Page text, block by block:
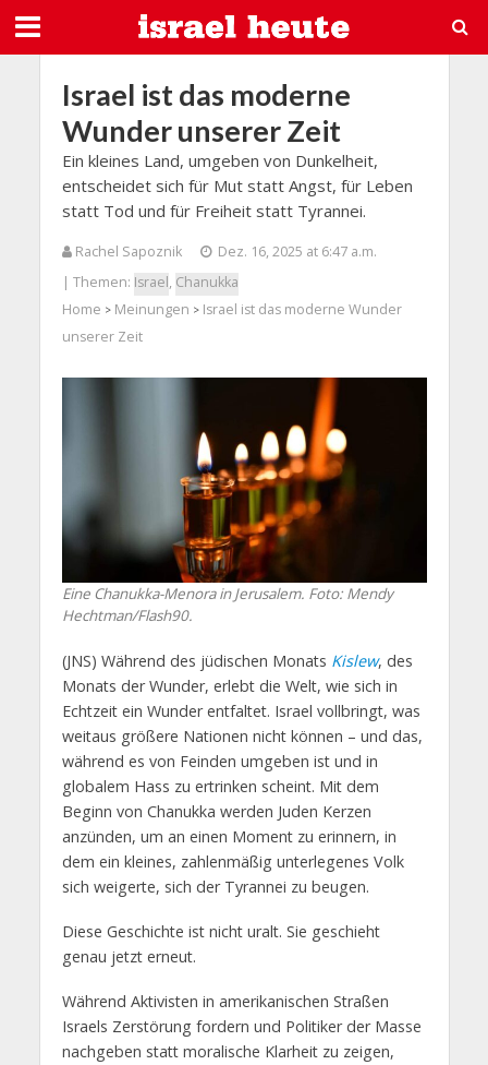
Israel ist das moderne
Wunder unserer Zeit
Ein kleines Land, umgeben von Dunkelheit,
entscheidet sich für Mut statt Angst, für Leben
statt Tod und für Freiheit statt Tyrannei.
Rachel Sapoznik
Dez. 16, 2025 at 6:47 a.m.
| Themen: Israel, Chanukka
Home > Meinungen > Israel ist das moderne Wunder
unserer Zeit
Eine Chanukka-Menora in Jerusalem. Foto: Mendy
Hechtman/Flash90.
(JNS) Während des jüdischen Monats Kislew, des
Monats der Wunder, erlebt die Welt, wie sich in
Echtzeit ein Wunder entfaltet. Israel vollbringt, was
weitaus größere Nationen nicht können – und das,
während es von Feinden umgeben ist und in
globalem Hass zu ertrinken scheint. Mit dem
Beginn von Chanukka werden Juden Kerzen
anzünden, um an einen Moment zu erinnern, in
dem ein kleines, zahlenmäßig unterlegenes Volk
sich weigerte, sich der Tyrannei zu beugen.
Diese Geschichte ist nicht uralt. Sie geschieht
genau jetzt erneut.
Während Aktivisten in amerikanischen Straßen
Israels Zerstörung fordern und Politiker der Masse
nachgeben statt moralische Klarheit zu zeigen,